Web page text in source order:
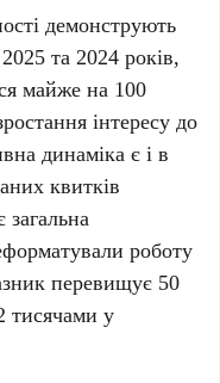
демонструють
2025 та 2024 років,
майже на 100
інтересу до
динаміка є і в
квитків
загальна
роботу
перевищує 50
тисячами у